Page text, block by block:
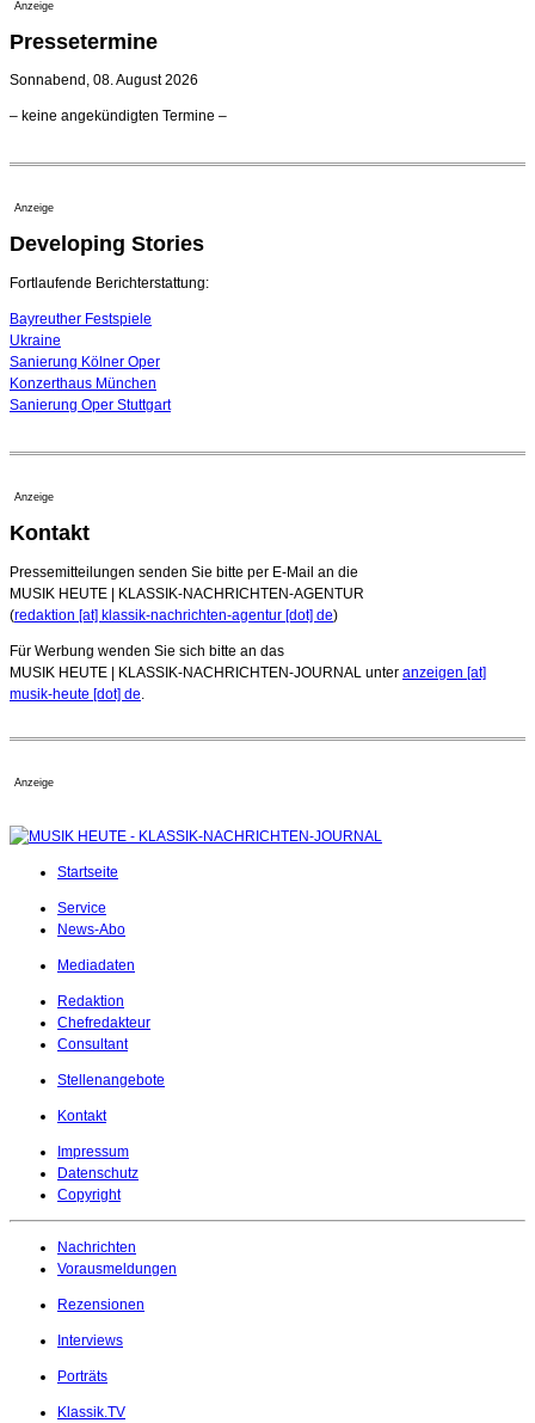
Kammerorchester Heilbronn: Chefdirigent Risto Joost
verlängert bis 2030
Ensemblemitglieder
Dirigent Nicolás Pasquet mit Würth-Preis der
Jeunesses Musicales ausgezeichnet
07. August 2026 - 13:20 Uhr
Anzeige
Pressetermine
Sonnabend, 08. August 2026
– keine angekündigten Termine –
Anzeige
Developing Stories
Fortlaufende Berichterstattung:
Bayreuther Festspiele
Ukraine
Sanierung Kölner Oper
Konzerthaus München
Sanierung Oper Stuttgart
Anzeige
Kontakt
Pressemitteilungen senden Sie bitte per E-Mail an die
MUSIK HEUTE | KLASSIK-NACHRICHTEN-AGENTUR
(redaktion [at] klassik-nachrichten-agentur [dot] de)
Für Werbung wenden Sie sich bitte an das
MUSIK HEUTE | KLASSIK-NACHRICHTEN-JOURNAL unter anzeigen [at]
musik-heute [dot] de.
Anzeige
Startseite
Service
News-Abo
Mediadaten
Redaktion
Chefredakteur
Consultant
Stellenangebote
Kontakt
Impressum
Datenschutz
Copyright
Nachrichten
Vorausmeldungen
Rezensionen
Interviews
Porträts
Klassik.TV